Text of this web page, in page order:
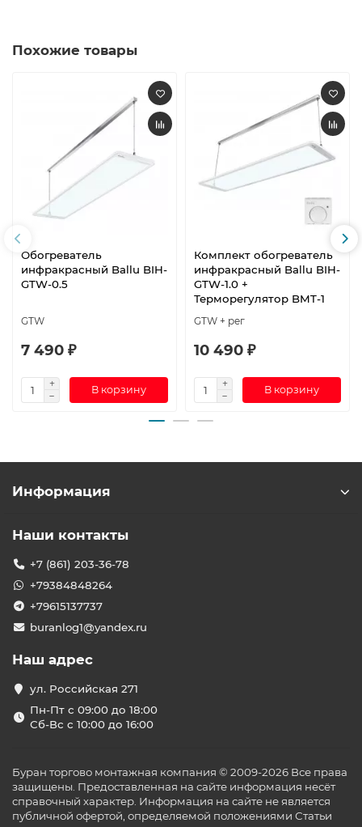
Похожие товары
Обогреватель
инфракрасный Ballu BIH-
GTW-0.5
GTW
7 490 ₽
В корзину
Комплект обогреватель
инфракрасный Ballu BIH-
GTW-1.0 +
Терморегулятор BMT-1
GTW + рег
10 490 ₽
В корзину
Информация
Наши контакты
+7 (861) 203-36-78
+79384848264
+79615137737
buranlog1@yandex.ru
Наш адрес
ул. Российская 271
Пн-Пт с 09:00 до 18:00
Сб-Вс с 10:00 до 16:00
Буран торгово монтажная компания © 2009-2026 Все права
защищены. Предоставленная на сайте информация несёт
справочный характер. Информация на сайте не является
публичной офертой, определяемой положениями Статьи